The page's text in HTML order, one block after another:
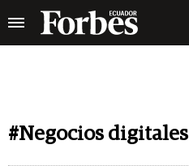
#Negocios digitales